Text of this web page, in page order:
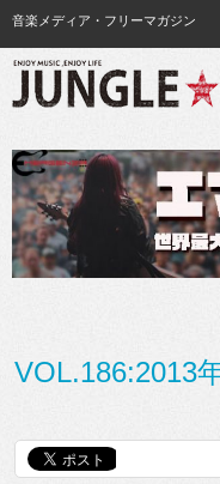
音楽メディア・フリーマガジン
VOL.186:2013